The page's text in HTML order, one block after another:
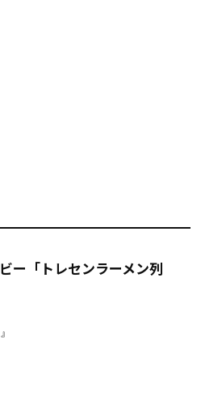
ー「トレセンラーメン列